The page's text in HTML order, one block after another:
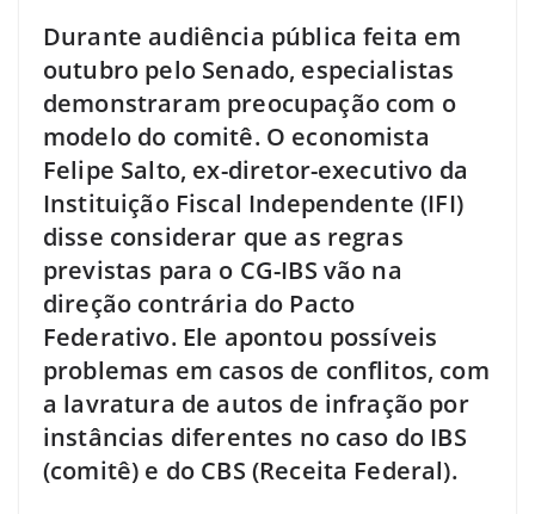
Durante audiência pública feita em
outubro pelo Senado, especialistas
demonstraram preocupação com o
modelo do comitê. O economista
Felipe Salto, ex-diretor-executivo da
Instituição Fiscal Independente (IFI)
disse considerar que as regras
previstas para o CG-IBS vão na
direção contrária do Pacto
Federativo. Ele apontou possíveis
problemas em casos de conflitos, com
a lavratura de autos de infração por
instâncias diferentes no caso do IBS
(comitê) e do CBS (Receita Federal).